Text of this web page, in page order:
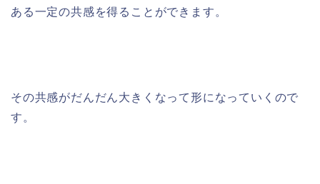
ある一定の共感を得ることができます。
その共感がだんだん大きくなって形になっていくので
す。